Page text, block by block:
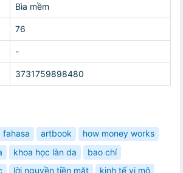
Bìa mềm
76
-
3731759898480
fahasa artbook
how money works
khoa học làn da
bao chí
lời nguyền tiền mặt
kinh tế vi mô